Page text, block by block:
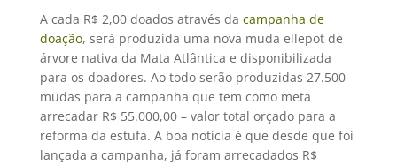
A cada R$ 2,00 doados através da campanha de
doação, será produzida uma nova muda ellepot de
árvore nativa da Mata Atlântica e disponibilizada
para os doadores. Ao todo serão produzidas 27.500
mudas para a campanha que tem como meta
arrecadar R$ 55.000,00 – valor total orçado para a
reforma da estufa. A boa notícia é que desde que foi
lançada a campanha, já foram arrecadados R$